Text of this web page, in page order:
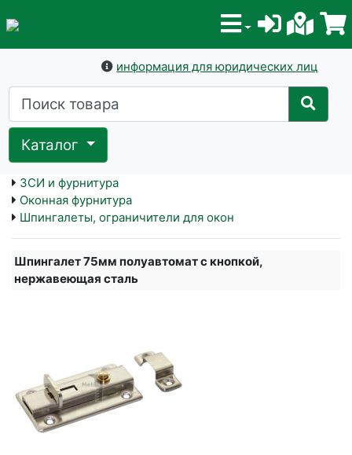
информация для юридических лиц
Каталог
ЗСИ и фурнитура
Оконная фурнитура
Шпингалеты, ограничители для окон
Шпингалет 75мм полуавтомат с кнопкой,
нержавеющая сталь